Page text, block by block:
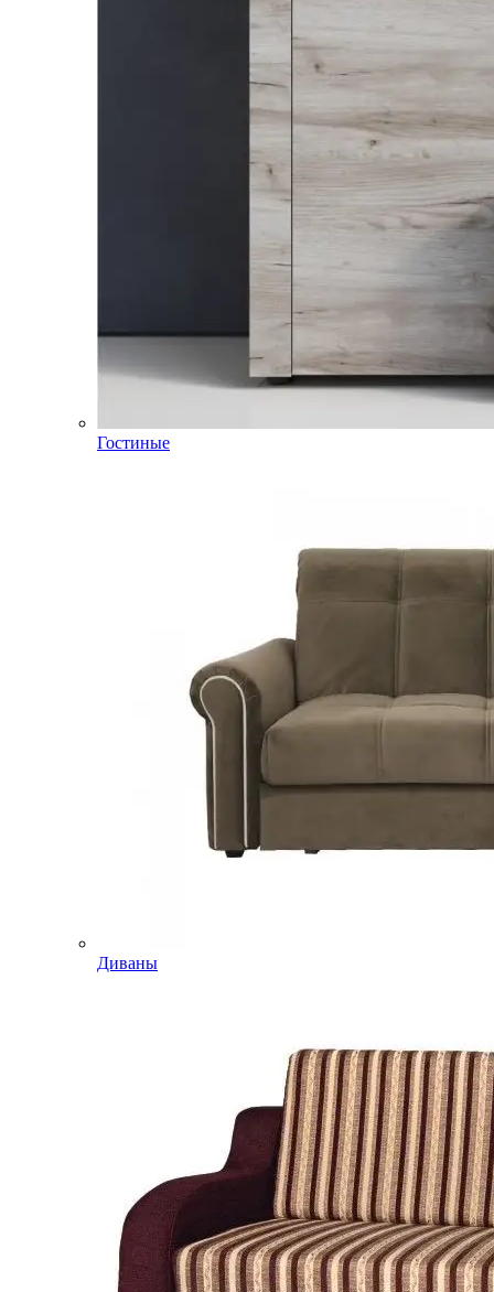
Гостиные
Диваны